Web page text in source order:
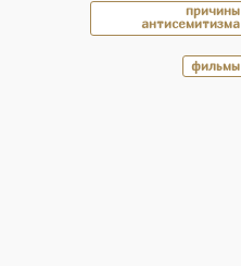
причины
антисемитизма
фильмы